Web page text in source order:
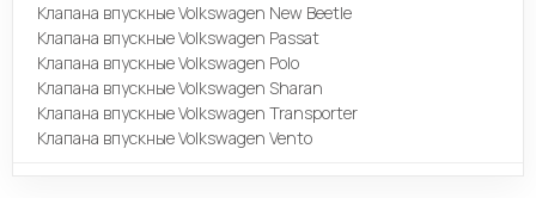
Клапана впускные Volkswagen New Beetle
Клапана впускные Volkswagen Passat
Клапана впускные Volkswagen Polo
Клапана впускные Volkswagen Sharan
Клапана впускные Volkswagen Transporter
Клапана впускные Volkswagen Vento